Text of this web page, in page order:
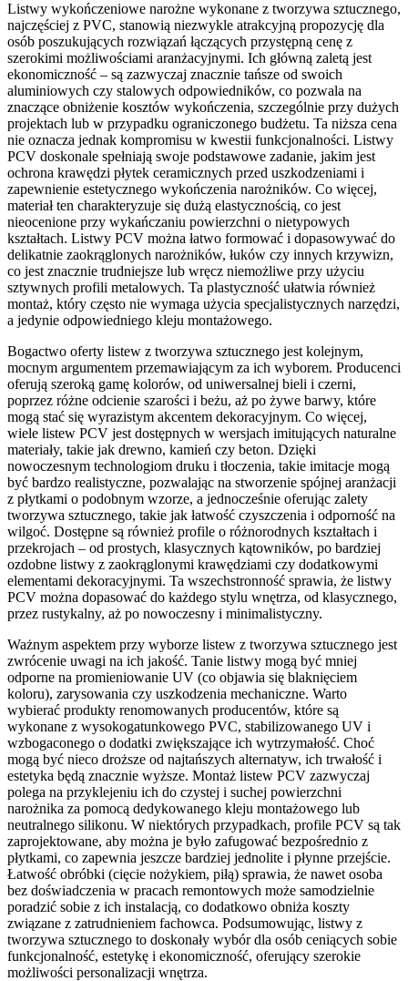
Listwy wykończeniowe narożne wykonane z tworzywa sztucznego,
najczęściej z PVC, stanowią niezwykle atrakcyjną propozycję dla
osób poszukujących rozwiązań łączących przystępną cenę z
szerokimi możliwościami aranżacyjnymi. Ich główną zaletą jest
ekonomiczność – są zazwyczaj znacznie tańsze od swoich
aluminiowych czy stalowych odpowiedników, co pozwala na
znaczące obniżenie kosztów wykończenia, szczególnie przy dużych
projektach lub w przypadku ograniczonego budżetu. Ta niższa cena
nie oznacza jednak kompromisu w kwestii funkcjonalności. Listwy
PCV doskonale spełniają swoje podstawowe zadanie, jakim jest
ochrona krawędzi płytek ceramicznych przed uszkodzeniami i
zapewnienie estetycznego wykończenia narożników. Co więcej,
materiał ten charakteryzuje się dużą elastycznością, co jest
nieocenione przy wykańczaniu powierzchni o nietypowych
kształtach. Listwy PCV można łatwo formować i dopasowywać do
delikatnie zaokrąglonych narożników, łuków czy innych krzywizn,
co jest znacznie trudniejsze lub wręcz niemożliwe przy użyciu
sztywnych profili metalowych. Ta plastyczność ułatwia również
montaż, który często nie wymaga użycia specjalistycznych narzędzi,
a jedynie odpowiedniego kleju montażowego.
Bogactwo oferty listew z tworzywa sztucznego jest kolejnym,
mocnym argumentem przemawiającym za ich wyborem. Producenci
oferują szeroką gamę kolorów, od uniwersalnej bieli i czerni,
poprzez różne odcienie szarości i beżu, aż po żywe barwy, które
mogą stać się wyrazistym akcentem dekoracyjnym. Co więcej,
wiele listew PCV jest dostępnych w wersjach imitujących naturalne
materiały, takie jak drewno, kamień czy beton. Dzięki
nowoczesnym technologiom druku i tłoczenia, takie imitacje mogą
być bardzo realistyczne, pozwalając na stworzenie spójnej aranżacji
z płytkami o podobnym wzorze, a jednocześnie oferując zalety
tworzywa sztucznego, takie jak łatwość czyszczenia i odporność na
wilgoć. Dostępne są również profile o różnorodnych kształtach i
przekrojach – od prostych, klasycznych kątowników, po bardziej
ozdobne listwy z zaokrąglonymi krawędziami czy dodatkowymi
elementami dekoracyjnymi. Ta wszechstronność sprawia, że listwy
PCV można dopasować do każdego stylu wnętrza, od klasycznego,
przez rustykalny, aż po nowoczesny i minimalistyczny.
Ważnym aspektem przy wyborze listew z tworzywa sztucznego jest
zwrócenie uwagi na ich jakość. Tanie listwy mogą być mniej
odporne na promieniowanie UV (co objawia się blaknięciem
koloru), zarysowania czy uszkodzenia mechaniczne. Warto
wybierać produkty renomowanych producentów, które są
wykonane z wysokogatunkowego PVC, stabilizowanego UV i
wzbogaconego o dodatki zwiększające ich wytrzymałość. Choć
mogą być nieco droższe od najtańszych alternatyw, ich trwałość i
estetyka będą znacznie wyższe. Montaż listew PCV zazwyczaj
polega na przyklejeniu ich do czystej i suchej powierzchni
narożnika za pomocą dedykowanego kleju montażowego lub
neutralnego silikonu. W niektórych przypadkach, profile PCV są tak
zaprojektowane, aby można je było zafugować bezpośrednio z
płytkami, co zapewnia jeszcze bardziej jednolite i płynne przejście.
Łatwość obróbki (cięcie nożykiem, piłą) sprawia, że nawet osoba
bez doświadczenia w pracach remontowych może samodzielnie
poradzić sobie z ich instalacją, co dodatkowo obniża koszty
związane z zatrudnieniem fachowca. Podsumowując, listwy z
tworzywa sztucznego to doskonały wybór dla osób ceniących sobie
funkcjonalność, estetykę i ekonomiczność, oferujący szerokie
możliwości personalizacji wnętrza.